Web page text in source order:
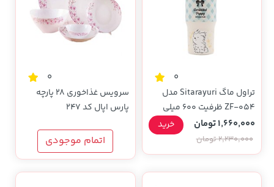
0
تراول ماگ Sitarayuri مدل
ZF-054 ظرفیت 600 میلی
لیتر - سبز
1,660,000 تومان
2,230,000 تومان
خرید
0
سرویس غذاخوری 28 پارچه
پارس اپال کد 247
اتمام موجودی